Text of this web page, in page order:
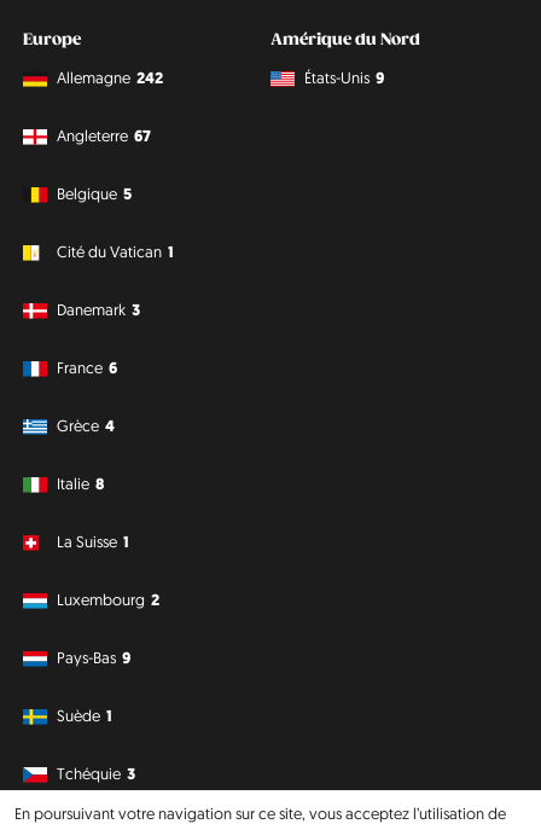
En poursuivant votre navigation sur ce site, vous acceptez l’utilisation de
Europe
Allemagne 242
Angleterre 67
Belgique 5
Cité du Vatican 1
Danemark 3
France 6
Grèce 4
Italie 8
La Suisse 1
Luxembourg 2
Pays-Bas 9
Suède 1
Tchéquie 3
Amérique du Nord
États-Unis 9